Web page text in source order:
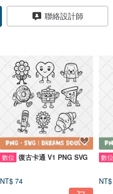
聯絡設計師
數位 復古卡通 V1 PNG SVG
NT$ 74
數